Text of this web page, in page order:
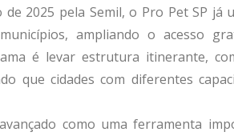
de 2025 pela Semil, o Pro Pet SP já
ampliando o acesso
é levar estrutura itinerante,
que cidades com diferentes
como uma ferramenta